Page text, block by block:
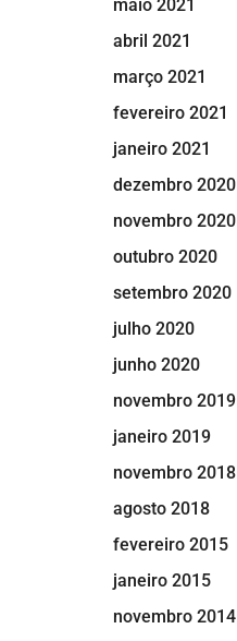
maio 2021
abril 2021
março 2021
fevereiro 2021
janeiro 2021
dezembro 2020
novembro 2020
outubro 2020
setembro 2020
julho 2020
junho 2020
novembro 2019
janeiro 2019
novembro 2018
agosto 2018
fevereiro 2015
janeiro 2015
novembro 2014